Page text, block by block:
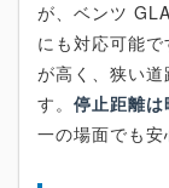
が、ベンツ
にも対応可能
が高く、狭い
す。 停止距離
一の場面でも安